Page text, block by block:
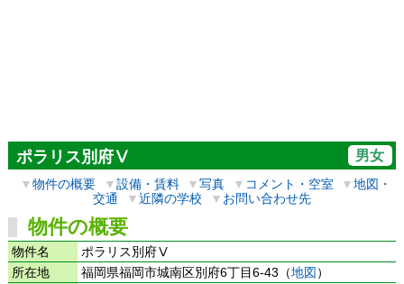
ポラリス別府Ⅴ 男女
▼物件の概要 ▼設備・賃料 ▼写真 ▼ コメント・空室 ▼地図・
交通
▼近隣の学校 ▼ お問い合わせ先
物件の概要
物件名
ポラリス別府Ⅴ
所在地
福岡県福岡市城南区別府6丁目6-43（地図 ）